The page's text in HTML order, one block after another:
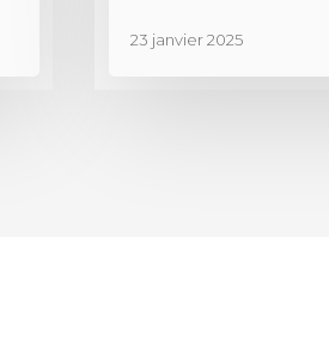
23 janvier 2025